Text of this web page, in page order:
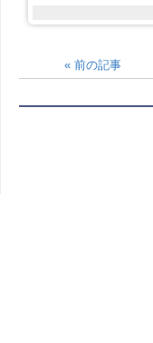
« 前の記事